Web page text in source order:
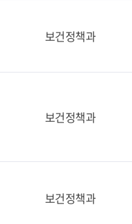
보건정책과
보건정책과
보건정책과